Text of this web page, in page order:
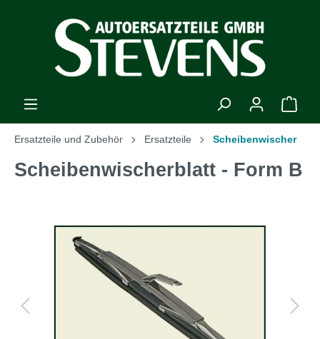
Ersatzteile und Zubehör Ersatzteile Scheibenwischer
Scheibenwischerblatt - Form B